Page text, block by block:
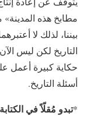
مطابخ هذه
بيننا، لذلك لا
التاريخ لكن ليس
حكاية كبيرة أعمل
أسئلة التاريخ.
*تبدو مُقلّاً في